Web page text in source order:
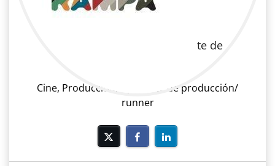
Paula Durán Jiménez
Cine | Producción | Ayudante de
Cine, Producción, Ayudante de producción/
runner